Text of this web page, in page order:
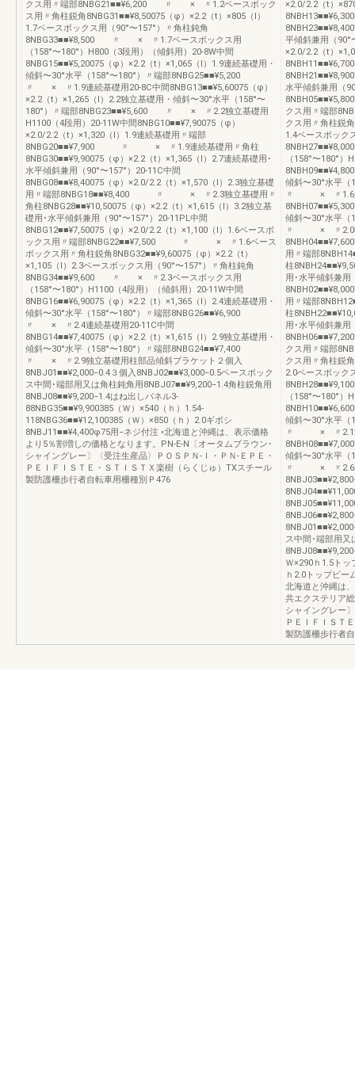
クス用〃端部8NBG21■■¥6,200 〃 × 〃1.2ベースボック
ス用〃角柱鋭角8NBG31■■¥8,50075（φ）×2.2（t）×805（l）
1.7ベースボックス用（90°〜157°）〃角柱鈍角
8NBG33■■¥8,500 〃 × 〃1.7ベースボックス用
（158°〜180°）H800（3段用）（傾斜用）20‐8W中間
8NBG15■■¥5,20075（φ）×2.2（t）×1,065（l）1.9連続基礎用・
傾斜〜30°水平（158°〜180°）〃端部8NBG25■■¥5,200
〃 × 〃1.9連続基礎用20‐8C中間8NBG13■■¥5,60075（φ）
×2.2（t）×1,265（l）2.2独立基礎用・傾斜〜30°水平（158°〜
180°）〃端部8NBG23■■¥5,600 〃 × 〃2.2独立基礎用
H1100（4段用）20‐11W中間8NBG10■■¥7,90075（φ）
×2.0/2.2（t）×1,320（l）1.9連続基礎用〃端部
8NBG20■■¥7,900 〃 × 〃1.9連続基礎用〃角柱
8NBG30■■¥9,90075（φ）×2.2（t）×1,365（l）2.7連続基礎用･
水平傾斜兼用（90°〜157°）20‐11C中間
8NBG08■■¥8,40075（φ）×2.0/2.2（t）×1,570（l）2.3独立基礎
用〃端部8NBG18■■¥8,400 〃 × 〃2.3独立基礎用〃
角柱8NBG28■■¥10,50075（φ）×2.2（t）×1,615（l）3.2独立基
礎用･水平傾斜兼用（90°〜157°）20‐11PL中間
8NBG12■■¥7,50075（φ）×2.0/2.2（t）×1,100（l）1.6ベースボ
ックス用〃端部8NBG22■■¥7,500 〃 × 〃1.6ベース
ボックス用〃角柱鋭角8NBG32■■¥9,60075（φ）×2.2（t）
×1,105（l）2.3ベースボックス用（90°〜157°）〃角柱鈍角
8NBG34■■¥9,600 〃 × 〃2.3ベースボックス用
（158°〜180°）H1100（4段用）（傾斜用）20‐11W中間
8NBG16■■¥6,90075（φ）×2.2（t）×1,365（l）2.4連続基礎用・
傾斜〜30°水平（158°〜180°）〃端部8NBG26■■¥6,900
〃 × 〃2.4連続基礎用20‐11C中間
8NBG14■■¥7,40075（φ）×2.2（t）×1,615（l）2.9独立基礎用・
傾斜〜30°水平（158°〜180°）〃端部8NBG24■■¥7,400
〃 × 〃2.9独立基礎用柱部品傾斜ブラケット２個入
8NBJ01■■¥2,000−0.4３個入8NBJ02■■¥3,000−0.5ベースボック
ス中間･端部用又は角柱鈍角用8NBJ07■■¥9,200−1.4角柱鋭角用
8NBJ08■■¥9,200−1.4はね出しパネル3-
88NBG35■■¥9,900385（Ｗ）×540（ｈ）1.54-
118NBG36■■¥12,100385（Ｗ）×850（ｈ）2.0ギボシ
8NBJ11■■¥4,400φ75用−ネジ付注 ◦北海道と沖縄は、表示価格
より5％割増しの価格となります。PN-E-N〔オータムブラウン･
シャイングレー〕〈受注生産品〉ＰＯＳＰＮ‐Ｉ・ＰＮ‐ＥＰＥ・
ＰＥＩＦＩＳＴＥ・ＳＴＩＳＴＸ楽樹（らくじゅ）TXスチール
製防護柵歩行者自転車用柵種別Ｐ476
×2.0/2.2（t）
平傾斜兼用（90°
×2.0/2.2（t）
水平傾斜兼用（
クス用〃端部
クス用〃角柱鋭
1.4ベースボック
（158°〜180°）
傾斜〜30°水平
〃 × 〃1.6連
傾斜〜30°水平
〃 × 〃2.0独立
用〃端部
柱
用･水平傾斜兼用
用〃端部
柱
用･水平傾斜兼用
クス用〃端部
クス用〃角柱鋭
2.0ベースボック
（158°〜180°）
傾斜〜30°水平
〃 × 〃2.1連
傾斜〜30°水平
〃 × 〃2.6独
ス中間･端部用又
Ｗ×290ｈ1.5トッ
ｈ2.0トップビー
北海道と沖縄は
共エクステリア
シャイングレー
ＰＥＩＦＩＳＴ
製防護柵歩行者